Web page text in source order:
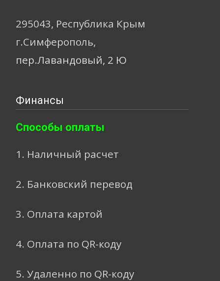
295043, Республика Крым
г.Симферополь,
пер.Лавандовый, 2 Ю
Финансы
Способы оплаты
1. Наличный расчет
2. Банковский перевод
3. Оплата картой
4. Оплата по QR-коду
5. Удаленно по QR-коду